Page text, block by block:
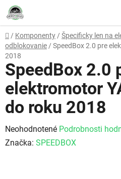
Prejsť na obsah
Domov
/ Komponenty / Špecificky len na
odblokovanie / SpeedBox 2.0 pre
2018
SpeedBox 2.0
elektromotor
do roku 2018
Priemerné hodnotenie produktu
Neohodnotené Podrobnosti
Značka: SPEEDBOX